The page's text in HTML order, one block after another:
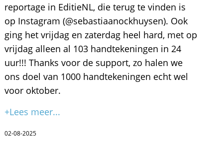
reportage in EditieNL, die terug te vinden is
op Instagram (@sebastiaanockhuysen). Ook
ging het vrijdag en zaterdag heel hard, met op
vrijdag alleen al 103 handtekeningen in 24
uur!!! Thanks voor de support, zo halen we
ons doel van 1000 handtekeningen echt wel
voor oktober.
+Lees meer...
02-08-2025